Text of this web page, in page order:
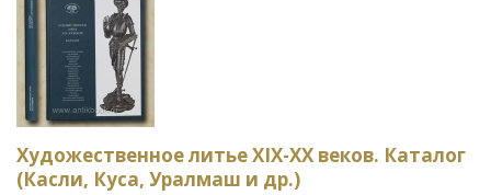
Художественное литье ХIХ-ХХ веков. Каталог
(Касли, Куса, Уралмаш и др.)